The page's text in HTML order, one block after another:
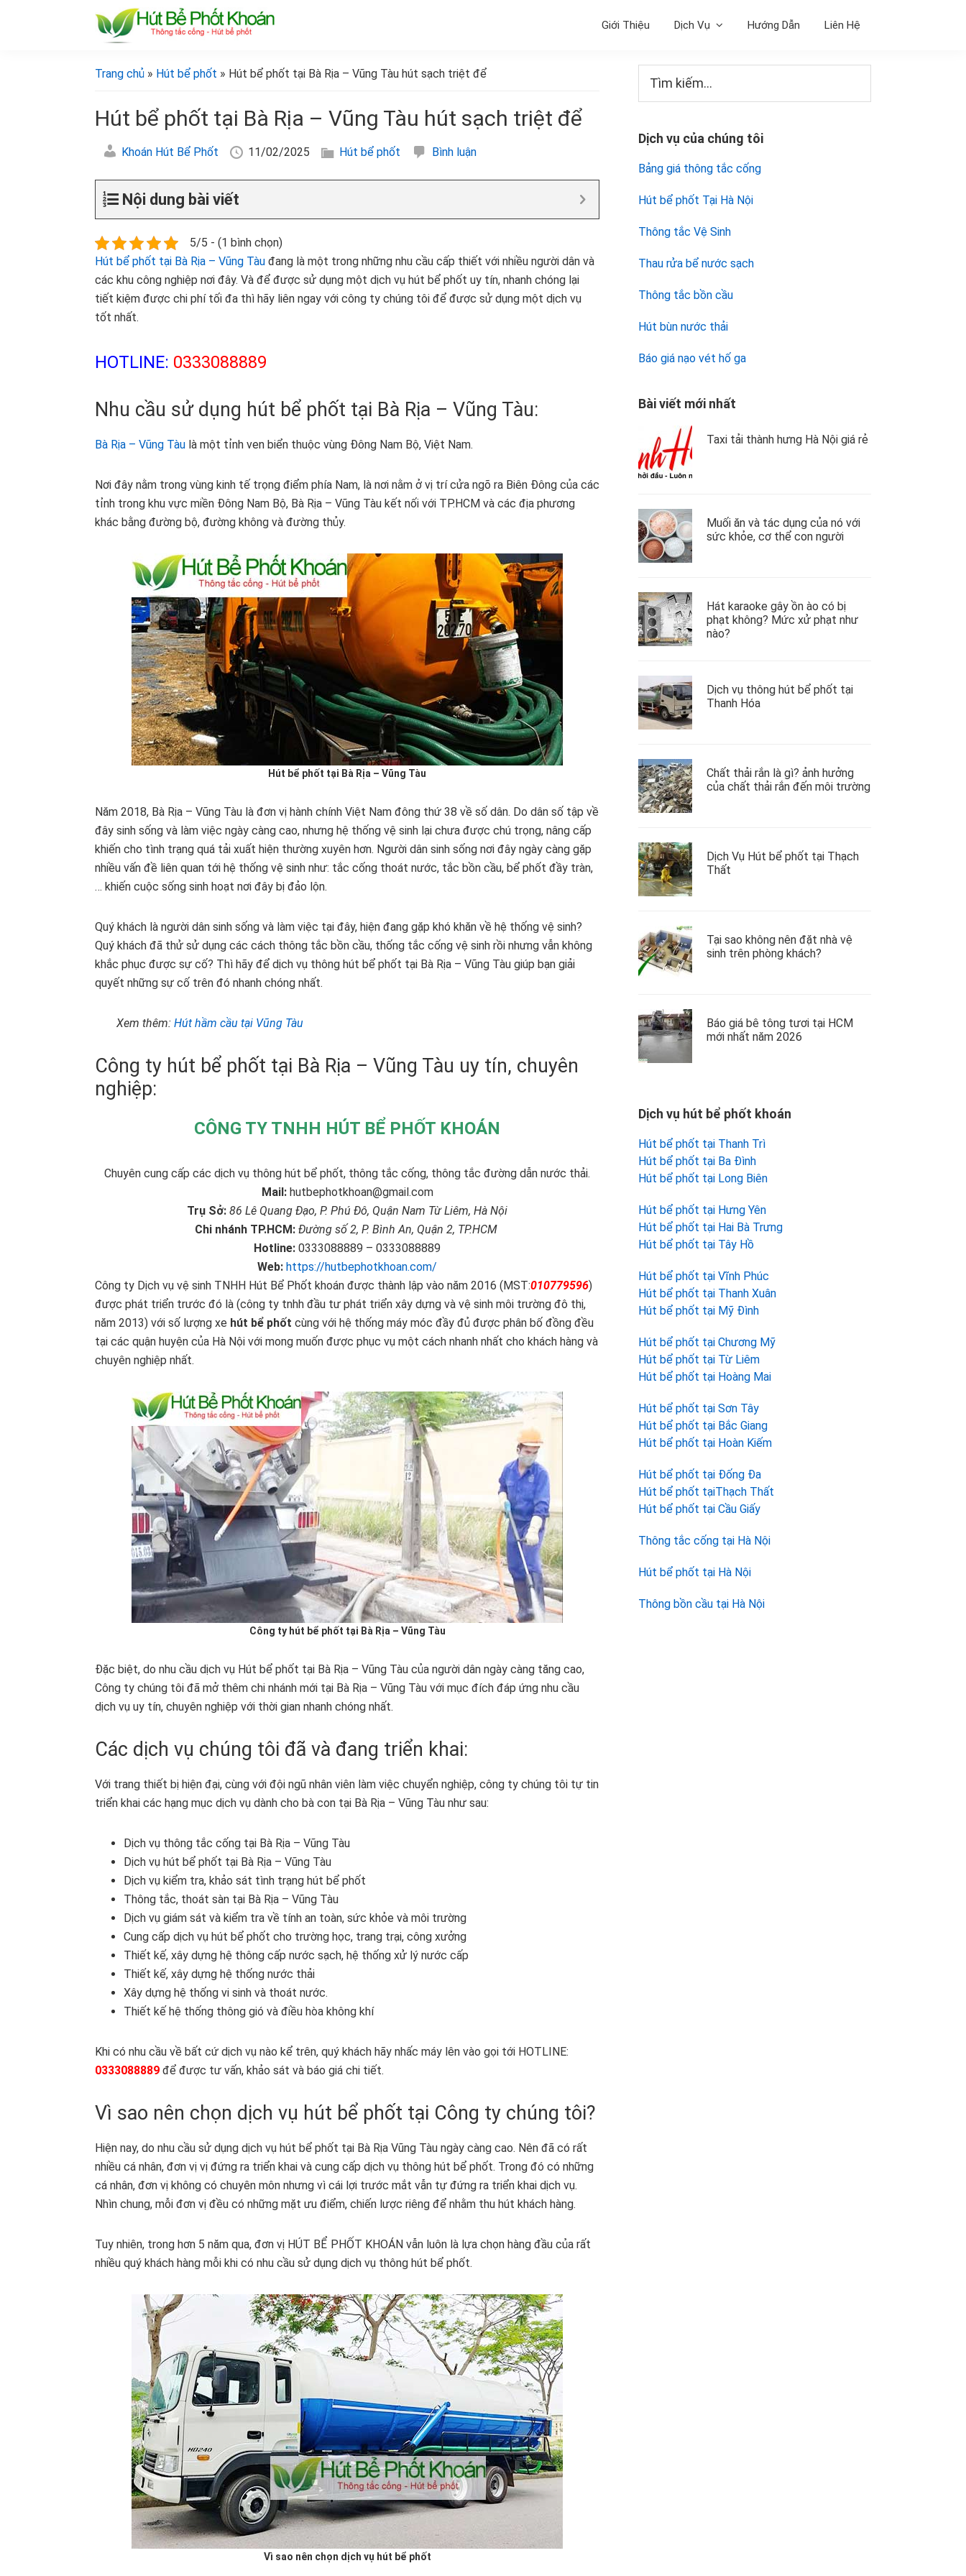
bể
phốt
bể
khoán]
Giới Thiệu Dịch Vụ Hướng Dẫn Liên Hệ
Trang chủ » Hút bể phốt » Hút bể phốt tại Bà Rịa – Vũng Tàu hút sạch triệt để
Hút bể phốt tại Bà Rịa – Vũng Tàu hút sạch triệt để
Khoán Hút Bể Phốt 11/02/2025 Hút bể phốt Bình luận
Nội dung bài viết
5/5 - (1 bình chọn)
Hút bể phốt tại Bà Rịa – Vũng Tàu đang là một trong những nhu cầu cấp thiết với nhiều người dân và
các khu công nghiệp nơi đây. Và để được sử dụng một dịch vụ hút bể phốt uy tín, nhanh chóng lại
tiết kiệm được chi phí tối đa thì hãy liên ngay với công ty chúng tôi để được sử dụng một dịch vụ
tốt nhất.
HOTLINE: 0333088889
Nhu cầu sử dụng hút bể phốt tại Bà Rịa – Vũng Tàu:
Bà Rịa – Vũng Tàu là một tỉnh ven biển thuộc vùng Đông Nam Bộ, Việt Nam.
Nơi đây nằm trong vùng kinh tế trọng điểm phía Nam, là nơi nằm ở vị trí cửa ngõ ra Biên Đông của các
tỉnh trong khu vực miền Đông Nam Bộ, Bà Rịa – Vũng Tàu kết nối với TP.HCM và các địa phương
khác bằng đường bộ, đường không và đường thủy.
Hút bể phốt tại Bà Rịa – Vũng Tàu
Năm 2018, Bà Rịa – Vũng Tàu là đơn vị hành chính Việt Nam đông thứ 38 về số dân. Do dân số tập về
đây sinh sống và làm việc ngày càng cao, nhưng hệ thống vệ sinh lại chưa được chú trọng, nâng cấp
khiến cho tình trạng quá tải xuất hiện thường xuyên hơn. Người dân sinh sống nơi đây ngày càng gặp
nhiều vấn đề liên quan tới hệ thống vệ sinh như: tắc cống thoát nước, tắc bồn cầu, bể phốt đầy tràn,
… khiến cuộc sống sinh hoạt nơi đây bị đảo lộn.
Quý khách là người dân sinh sống và làm việc tại đây, hiện đang gặp khó khăn về hệ thống vệ sinh?
Quý khách đã thử sử dụng các cách thông tắc bồn cầu, thống tắc cống vệ sinh rồi nhưng vẫn không
khắc phục được sự cố? Thì hãy để dịch vụ thông hút bể phốt tại Bà Rịa – Vũng Tàu giúp bạn giải
quyết những sự cố trên đó nhanh chóng nhất.
Xem thêm: Hút hầm cầu tại Vũng Tàu
Công ty hút bể phốt tại Bà Rịa – Vũng Tàu uy tín, chuyên
nghiệp:
CÔNG TY TNHH HÚT BỂ PHỐT KHOÁN
Chuyên cung cấp các dịch vụ thông hút bể phốt, thông tắc cống, thông tắc đường dẫn nước thải.
Mail:hutbephotkhoan@gmail.com
Trụ Sở: 86 Lê Quang Đạo, P. Phú Đô, Quận Nam Từ Liêm, Hà Nội
Chi nhánh TP.HCM: Đường số 2, P. Bình An, Quận 2, TP.HCM
Hotline: 0333088889 – 0333088889
Web: https://hutbephotkhoan.com/
Công ty Dịch vụ vệ sinh TNHH Hút Bể Phốt khoán được thành lập vào năm 2016 (MST:010779596)
được phát triển trước đó là (công ty tnhh đầu tư phát triển xây dựng và vệ sinh môi trường đô thị,
năm 2013) với số lượng xe hút bể phốt cùng với hệ thống máy móc đầy đủ được phân bố đồng đều
tại các quận huyện của Hà Nội với mong muốn được phục vụ một cách nhanh nhất cho khách hàng và
chuyên nghiệp nhất.
Công ty hút bể phốt tại Bà Rịa – Vũng Tàu
Đặc biệt, do nhu cầu dịch vụ Hút bể phốt tại Bà Rịa – Vũng Tàu của người dân ngày càng tăng cao,
Công ty chúng tôi đã mở thêm chi nhánh mới tại Bà Rịa – Vũng Tàu với mục đích đáp ứng nhu cầu
dịch vụ uy tín, chuyên nghiệp với thời gian nhanh chóng nhất.
Các dịch vụ chúng tôi đã và đang triển khai:
Với trang thiết bị hiện đại, cùng với đội ngũ nhân viên làm việc chuyển nghiệp, công ty chúng tôi tự tin
triển khai các hạng mục dịch vụ dành cho bà con tại Bà Rịa – Vũng Tàu như sau:
Dịch vụ thông tắc cống tại Bà Rịa – Vũng Tàu
Dịch vụ hút bể phốt tại Bà Rịa – Vũng Tàu
Dịch vụ kiểm tra, khảo sát tình trạng hút bể phốt
Thông tắc, thoát sàn tại Bà Rịa – Vũng Tàu
Dịch vụ giám sát và kiểm tra về tính an toàn, sức khỏe và môi trường
Cung cấp dịch vụ hút bể phốt cho trường học, trang trại, công xưởng
Thiết kế, xây dựng hệ thông cấp nước sạch, hệ thống xử lý nước cấp
Thiết kế, xây dựng hệ thống nước thải
Xây dựng hệ thống vi sinh và thoát nước.
Thiết kế hệ thống thông gió và điều hòa không khí
Khi có nhu cầu về bất cứ dịch vụ nào kể trên, quý khách hãy nhấc máy lên vào gọi tới HOTLINE:
0333088889 để được tư vấn, khảo sát và báo giá chi tiết.
Vì sao nên chọn dịch vụ hút bể phốt tại Công ty chúng tôi?
Hiện nay, do nhu cầu sử dụng dịch vụ hút bể phốt tại Bà Rịa Vũng Tàu ngày càng cao. Nên đã có rất
nhiều cá nhân, đơn vị vị đứng ra triển khai và cung cấp dịch vụ thông hút bể phốt. Trong đó có những
cá nhân, đơn vị không có chuyên môn nhưng vì cái lợi trước mắt vẫn tự đứng ra triển khai dịch vụ.
Nhìn chung, mỗi đơn vị đều có những mặt ưu điểm, chiến lược riêng để nhằm thu hút khách hàng.
Tuy nhiên, trong hơn 5 năm qua, đơn vị HÚT BỂ PHỐT KHOÁN vẫn luôn là lựa chọn hàng đầu của rất
nhiều quý khách hàng mỗi khi có nhu cầu sử dụng dịch vụ thông hút bể phốt.
Vì sao nên chọn dịch vụ hút bể phốt
Sidebar
chính
kiếm...
Dịch vụ của chúng tôi
Bảng giá thông tắc cống
Hút bể phốt Tại Hà Nội
Thông tắc Vệ Sinh
Thau rửa bể nước sạch
Thông tắc bồn cầu
Hút bùn nước thải
Báo giá nạo vét hố ga
Bài viết mới nhất
Taxi tải thành hưng Hà Nội giá rẻ
Muối ăn và tác dụng của nó với
sức khỏe, cơ thể con người
Hát karaoke gây ồn ào có bị
phạt không? Mức xử phạt như
nào?
Dịch vụ thông hút bể phốt tại
Thanh Hóa
Chất thải rắn là gì? ảnh hưởng
của chất thải rắn đến môi trường
Dịch Vụ Hút bể phốt tại Thạch
Thất
Tại sao không nên đặt nhà vệ
sinh trên phòng khách?
Báo giá bê tông tươi tại HCM
mới nhất năm 2026
Dịch vụ hút bể phốt khoán
Hút bể phốt tại Thanh Trì
Hút bể phốt tại Ba Đình
Hút bể phốt tại Long Biên
Hút bể phốt tại Hưng Yên
Hút bể phốt tại Hai Bà Trưng
Hút bể phốt tại Tây Hồ
Hút bể phốt tại Vĩnh Phúc
Hút bể phốt tại Thanh Xuân
Hút bể phốt tại Mỹ Đình
Hút bể phốt tại Chương Mỹ
Hút bể phốt tại Từ Liêm
Hút bể phốt tại Hoàng Mai
Hút bể phốt tại Sơn Tây
Hút bể phốt tại Bắc Giang
Hút bể phốt tại Hoàn Kiếm
Hút bể phốt tại Đống Đa
Hút bể phốt tạiThạch Thất
Hút bể phốt tại Cầu Giấy
Thông tắc cống tại Hà Nội
Hút bể phốt tại Hà Nội
Thông bồn cầu tại Hà Nội